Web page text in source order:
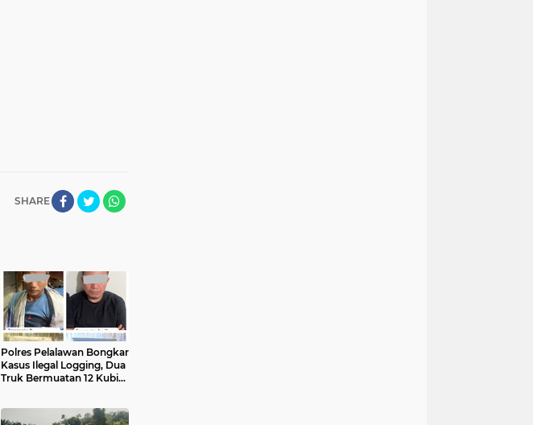
SHARE
Polres Pelalawan Bongkar
Kasus Ilegal Logging, Dua
Truk Bermuatan 12 Kubik